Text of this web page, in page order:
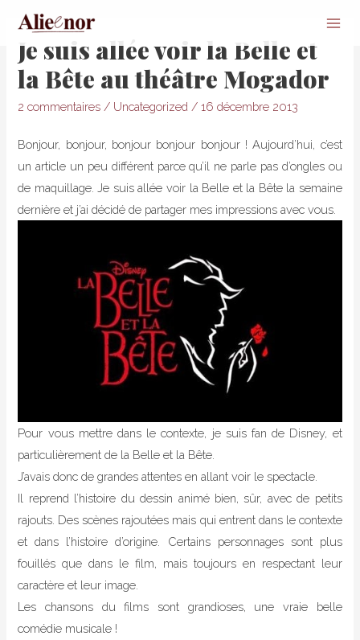
Je suis allée voir la Belle et
la Bête au théâtre Mogador
2 commentaires / Uncategorized /16 décembre 2013
Bonjour, bonjour, bonjour bonjour bonjour ! Aujourd’hui, c’est
un article un peu différent parce qu’il ne parle pas d’ongles ou
de maquillage. Je suis allée voir la Belle et la Bête la semaine
dernière et j’ai décidé de partager mes impressions avec vous.
Pour vous mettre dans le contexte, je suis fan de Disney, et
particulièrement de la Belle et la Bête.
J’avais donc de grandes attentes en allant voir le spectacle.
Il reprend l’histoire du dessin animé bien, sûr, avec de petits
rajouts. Des scènes rajoutées mais qui entrent dans le contexte
et dans l’histoire d’origine. Certains personnages sont plus
fouillés que dans le film, mais toujours en respectant leur
caractère et leur image.
Les chansons du films sont grandioses, une vraie belle
comédie musicale !